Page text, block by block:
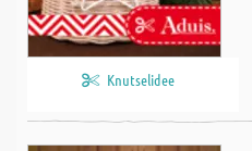
Knutselidee